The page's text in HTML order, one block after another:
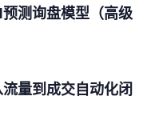
测询盘模型（高级
量到成交自动化闭